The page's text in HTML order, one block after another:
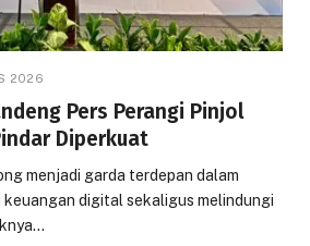
2026
Pers Perangi Pinjol
Diperkuat
menjadi garda terdepan dalam
digital sekaligus melindungi